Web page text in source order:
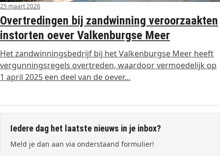
25 maart 2026
Overtredingen bij zandwinning veroorzaakten
instorten oever Valkenburgse Meer
Het zandwinningsbedrijf bij het Valkenburgse Meer heeft
vergunningsregels overtreden, waardoor vermoedelijk op
1 april 2025 een deel van de oever…
Iedere dag het laatste nieuws in je inbox?
Meld je dan aan via onderstaand formulier!